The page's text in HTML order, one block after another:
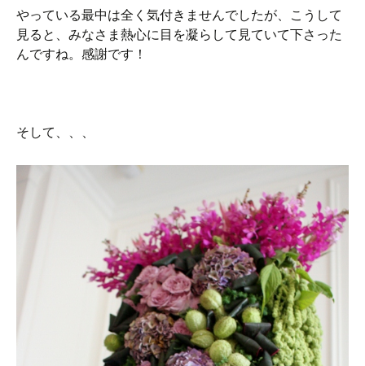
やっている最中は全く気付きませんでしたが、こうして
見ると、みなさま熱心に目を凝らして見ていて下さった
んですね。感謝です！
そして、、、